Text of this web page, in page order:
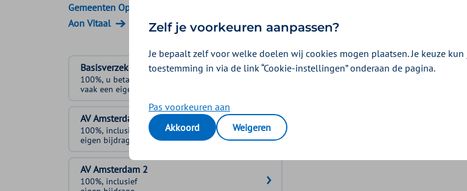
Gemeenten Optimaal
Aon Vitaal
Basisverzekering
100%, u betaalt
vaak een eigen bijdrage
Vergoeding en
Kies uw pakket en bekijk de
AV Amsterdam 1
100%, inclusief
eigen bijdrage
AV Amsterdam 2
100%, inclusief
Zelf je voorkeuren aanpassen?
Je bepaalt zelf voor welke doelen wij cookies mogen plaatsen. Je keuze
toestemming in via de link “Cookie-instellingen” onderaan de pagina.
Pas voorkeuren aan
Akkoord
Weigeren